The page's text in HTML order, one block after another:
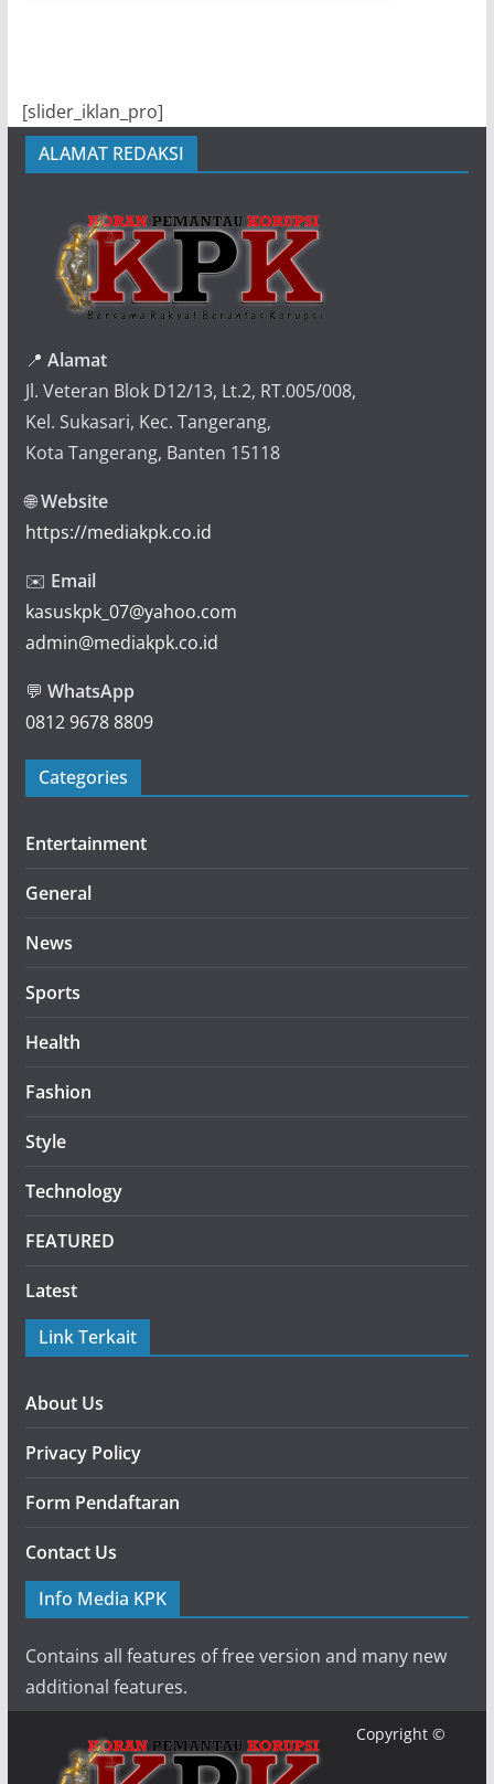
[slider_iklan_pro]
ALAMAT REDAKSI
📍 Alamat
Jl. Veteran Blok D12/13, Lt.2, RT.005/008,
Kel. Sukasari, Kec. Tangerang,
Kota Tangerang, Banten 15118
🌐Website
https://mediakpk.co.id
✉️ Email
kasuskpk_07@yahoo.com
admin@mediakpk.co.id
💬 WhatsApp
0812 9678 8809
Categories
Entertainment
General
News
Sports
Health
Fashion
Style
Technology
FEATURED
Latest
Link Terkait
About Us
Privacy Policy
Form Pendaftaran
Contact Us
Info Media KPK
Contains all features of free version and many new
additional features.
Copyright ©